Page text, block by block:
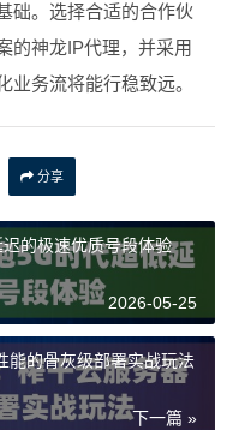
础。选择合适的合作伙
的神龙IP代理，并采用
务流将能行稳致远。
分享
的极速优质号段体验
2026-05-25
的骨灰级部署实战玩法
下一篇 »